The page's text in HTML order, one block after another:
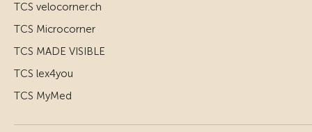
TCS velocorner.ch
TCS Microcorner
TCS MADE VISIBLE
TCS lex4you
TCS MyMed